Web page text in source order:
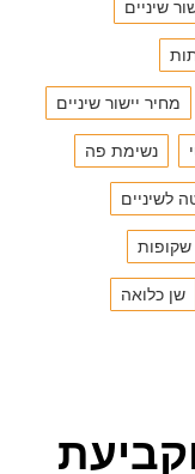
שיניים
מחיר יישור שיניים
נשימת פה
לשיניים
שן כלואה